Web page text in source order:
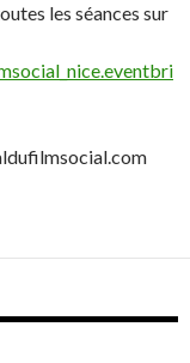
les séances sur